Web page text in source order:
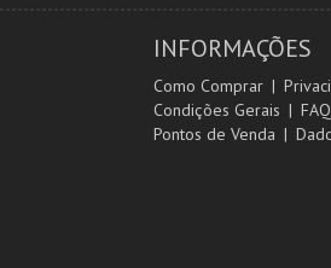
INFORMAÇÕES
Como Comprar
Condições Gerais
FAQ
Pontos de Venda